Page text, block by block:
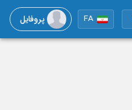
FA پروفایل